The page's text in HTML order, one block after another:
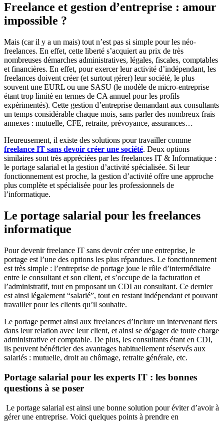
Freelance et gestion d’entreprise : amour
impossible ?
Mais (car il y a un mais) tout n’est pas si simple pour les néo-
freelances. En effet, cette liberté s’acquiert au prix de très
nombreuses démarches administratives, légales, fiscales, comptables
et financières. En effet, pour exercer leur activité d’indépendant, les
freelances doivent créer (et surtout gérer) leur société, le plus
souvent une EURL ou une SASU (le modèle de micro-entreprise
étant trop limité en termes de CA annuel pour les profils
expérimentés). Cette gestion d’entreprise demandant aux consultants
un temps considérable chaque mois, sans parler des nombreux frais
annexes : mutuelle, CFE, retraite, prévoyance, assurances…
Heureusement, il existe des solutions pour travailler comme
freelance IT sans devoir créer une société. Deux options
similaires sont très appréciées par les freelances IT & Informatique :
le portage salarial et la gestion d’activité spécialisée. Si leur
fonctionnement est proche, la gestion d’activité offre une approche
plus complète et spécialisée pour les professionnels de
l’informatique.
Le portage salarial pour les freelances
informatique
Pour devenir freelance IT sans devoir créer une entreprise, le
portage est l’une des options les plus répandues. Le fonctionnement
est très simple : l’entreprise de portage joue le rôle d’intermédiaire
entre le consultant et son client, et s’occupe de la facturation et
l’administratif, tout en proposant un CDI au consultant. Ce dernier
est ainsi légalement “salarié”, tout en restant indépendant et pouvant
travailler pour les clients qu’il souhaite.
Le portage permet ainsi aux freelances d’inclure un intervenant tiers
dans leur relation avec leur client, et ainsi se dégager de toute charge
administrative et comptable. De plus, les consultants étant en CDI,
ils peuvent bénéficier des avantages habituellement réservés aux
salariés : mutuelle, droit au chômage, retraite générale, etc.
Portage salarial pour les experts IT : les bonnes
questions à se poser
Le portage salarial est ainsi une bonne solution pour éviter d’avoir à
gérer une entreprise. Voici quelques points à prendre en